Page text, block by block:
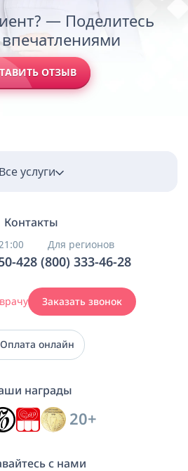
— Поделитесь
ОТЗЫВ
Все услуги
Контакты
42
Для регионов
8 (800) 333-46-28
Заказать звонок
Оплата онлайн
награды
20+
с нами